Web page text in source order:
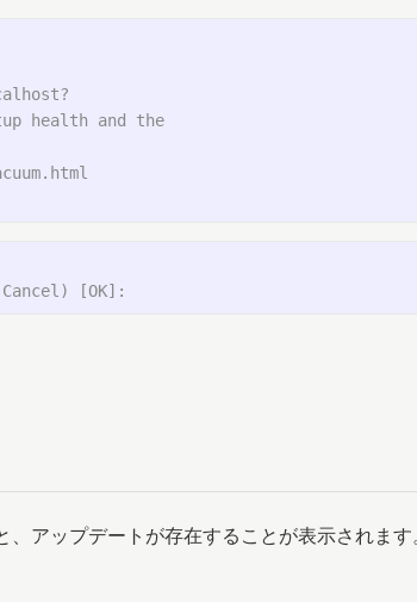
health and the
アップデートが存在することが表示されます